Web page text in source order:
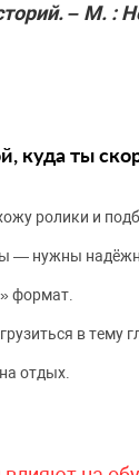
– М. :
куда ты
ролики и
— нужны
формат.
в тему
отдых.